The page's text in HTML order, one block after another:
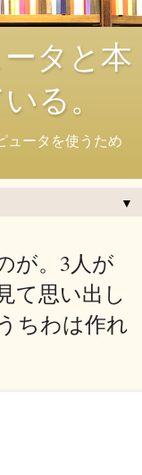
タと本
る。
ュータを使うため
▼
が。3人が
て思い出し
ちわは作れ